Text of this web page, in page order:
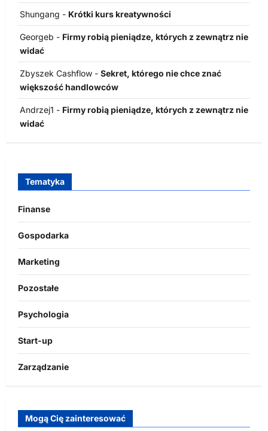
Shungang - Krótki kurs kreatywności
Georgeb - Firmy robią pieniądze, których z zewnątrz nie
widać
Zbyszek Cashflow - Sekret, którego nie chce znać
większość handlowców
Andrzej1 - Firmy robią pieniądze, których z zewnątrz nie
widać
Tematyka
Finanse
Gospodarka
Marketing
Pozostałe
Psychologia
Start-up
Zarządzanie
Mogą Cię zainteresować